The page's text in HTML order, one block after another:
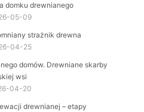
domku drewnianego
05-09
strażnik drewna
04-25
domów. Drewniane skarby
wsi
04-20
drewnianej – etapy